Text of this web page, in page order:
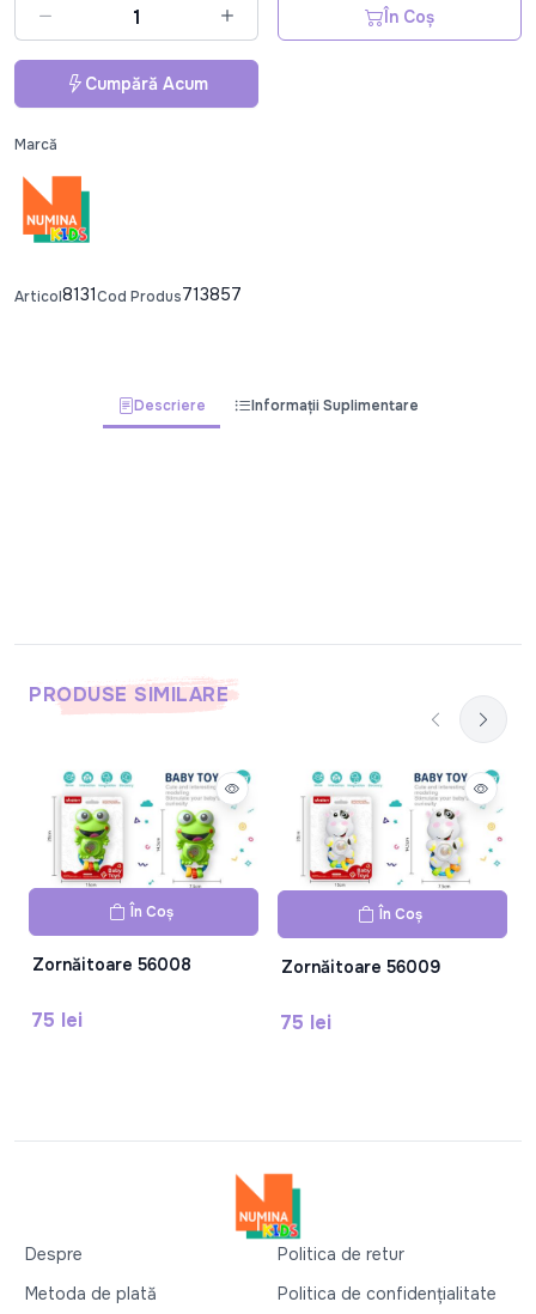
În Coș
Cumpără Acum
Marcă
Articol8131Cod Produs713857
Descriere Informații Suplimentare
PRODUSE SIMILARE
În Coș
Zornăitoare 56008
75 lei
În Coș
Zornăitoare 56009
75 lei
Despre
Politica de retur
Metoda de plată
Politica de confidențialitate